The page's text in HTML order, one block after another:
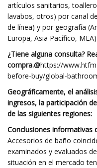
artículos sanitarios,
lavabos, otros) por canal
de línea) y por geografía
Europa, Asia Pacífico, MEA)
¿Tiene alguna consulta?
compra.@https://
before-buy/global-
Geográficamente, el
ingresos, la participación
de las siguientes regiones:
Conclusiones informativas
Accesorios de baño
examinados y evaluados
situación en el mercado